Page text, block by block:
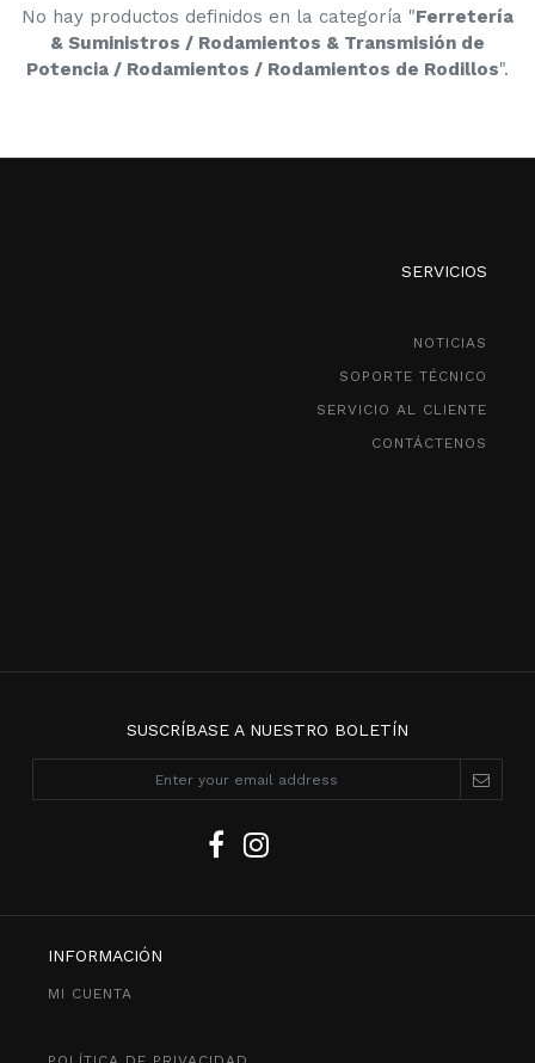
No hay productos definidos en la categoría "Ferretería
& Suministros / Rodamientos & Transmisión de
Potencia / Rodamientos / Rodamientos de Rodillos".
SERVICIOS
NOTICIAS
SOPORTE TÉCNICO
SERVICIO AL CLIENTE
CONTÁCTENOS
SUSCRÍBASE A NUESTRO BOLETÍN
INFORMACIÓN
MI CUENTA